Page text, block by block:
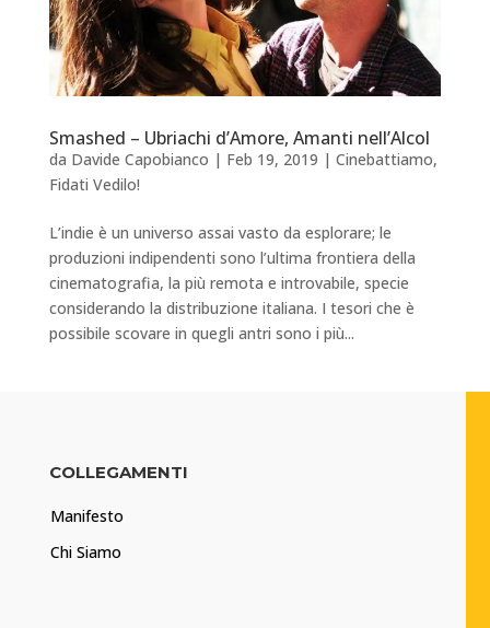
Smashed – Ubriachi d’Amore, Amanti nell’Alcol
da Davide Capobianco | Feb 19, 2019 | Cinebattiamo,
Fidati Vedilo!
L’indie è un universo assai vasto da esplorare; le
produzioni indipendenti sono l’ultima frontiera della
cinematografia, la più remota e introvabile, specie
considerando la distribuzione italiana. I tesori che è
possibile scovare in quegli antri sono i più...
COLLEGAMENTI
Manifesto
Chi Siamo